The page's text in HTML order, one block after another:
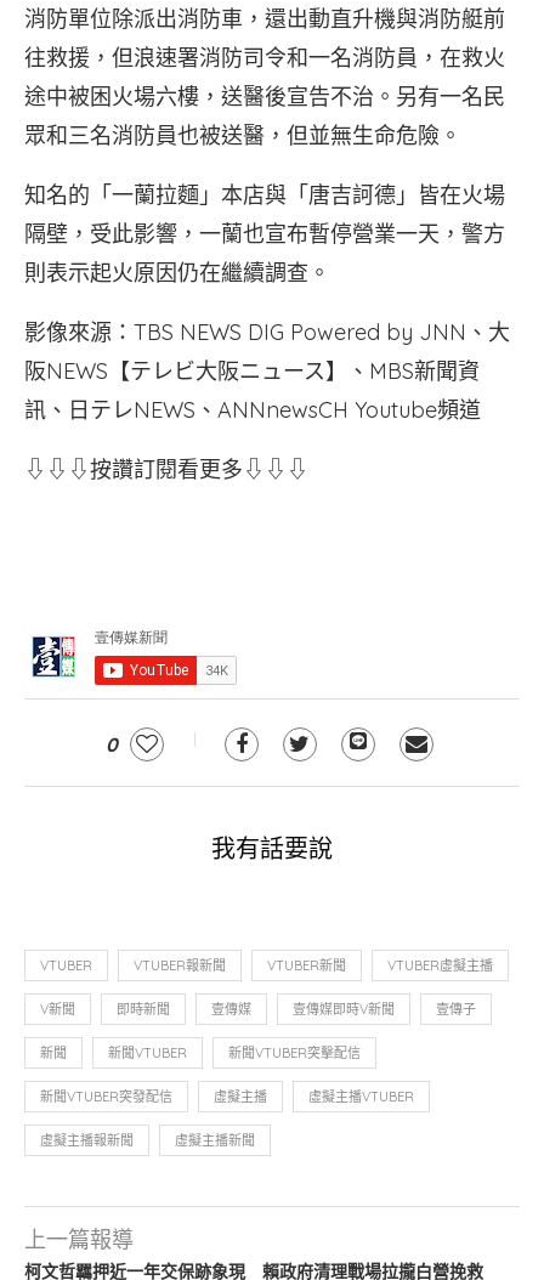
消防單位除派出消防車，還出動直升機與消防艇前
往救援，但浪速署消防司令和一名消防員，在救火
途中被困火場六樓，送醫後宣告不治。另有一名民
眾和三名消防員也被送醫，但並無生命危險。
知名的「一蘭拉麵」本店與「唐吉訶德」皆在火場
隔壁，受此影響，一蘭也宣布暫停營業一天，警方
則表示起火原因仍在繼續調查。
影像來源：TBS NEWS DIG Powered by JNN、大
阪NEWS【テレビ大阪ニュース】、MBS新聞資
訊、日テレNEWS、ANNnewsCH Youtube頻道
⇩⇩⇩按讚訂閱看更多⇩⇩⇩
0
我有話要說
VTUBER VTUBER報新聞 VTUBER新聞 VTUBER虛擬主播
V新聞 即時新聞 壹傳媒 壹傳媒即時V新聞 壹傳子
新聞 新聞VTUBER 新聞VTUBER突擊配信
新聞VTUBER突發配信 虛擬主播 虛擬主播VTUBER
虛擬主播報新聞 虛擬主播新聞
上一篇報導
柯文哲羈押近一年交保跡象現 賴政府清理戰場拉攏白營挽救